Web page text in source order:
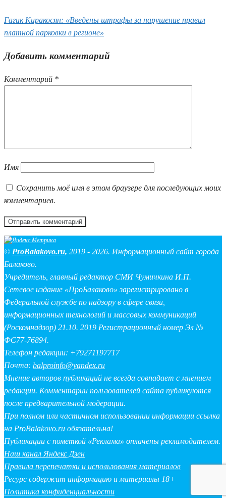
Гагик Киракосян: «Введены штрафы за нарушение правил
платной парковки в регионе»
Добавить комментарий
Комментарий *
Имя
Сохранить моё имя в этом браузере для последующих моих
комментариев.
© ProBalakovo.ru, 2019 - 2026. Информационный сайт города
Балаково.
Учредитель, главный редактор СМИ Чумичкина И.П.
Сетевое издание «ПроБалаково» зарегистрировано в
Федеральной службе по надзору в сфере связи,
информационных технологий и массовых коммуникаций
(Роскомнадзор) 21.10. 2019 Регистрационный номер Эл №
ФС77-76894.
Телефон редакции: +79271197717
Почта: balproinfo@yandex.ru
Мнение авторов публикаций не всегда совпадает с мнением
редакции. Комментарии пользователей сайта публикуются
после предварительной модерации.
При полном или частичном использовании информации ссылка
на ProBalakovo.ru обязательна!
Публикации с пометкой «Реклама» оплачены рекламодателем.
Наш канал Яндекс Дзен
Правила перепечатки и использования материалов
Ресурс содержит информацию и материалы 18+
Политика конфиденциальности